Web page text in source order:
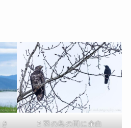
２羽の鳥の間に余白